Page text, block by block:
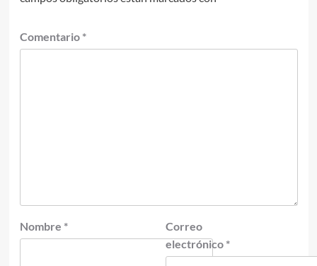
Comentario *
Nombre *
Correo
electrónico *